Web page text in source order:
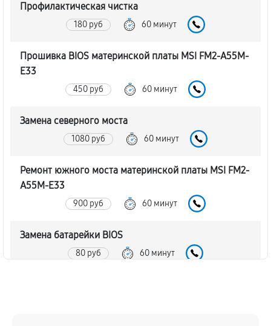
Профилактическая чистка
180 руб 60 минут
Прошивка BIOS материнской платы MSI FM2-A55M-
E33
450 руб 60 минут
Замена северного моста
1080 руб 60 минут
Ремонт южного моста материнской платы MSI FM2-
A55M-E33
900 руб 60 минут
Замена батарейки BIOS
80 руб 60 минут